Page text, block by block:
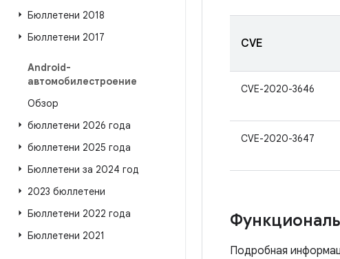
Бюллетени 2018
Бюллетени 2017
Android-
автомобилестроение
Обзор
бюллетени 2026 года
бюллетени 2025 года
Бюллетени за 2024 год
2023 бюллетени
Бюллетени 2022 года
Бюллетени 2021
CVE
CVE-2020-3646
CVE-2020-3647
Подробная